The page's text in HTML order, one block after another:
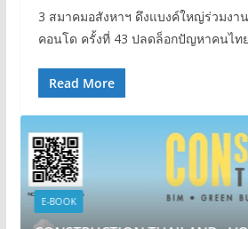
3 สมาคมอสังหาฯ ดึงแบงค์ใหญ่ร่วมงา
คอนโด ครั้งที่ 43 ปลดล็อกปัญหาคนไท
Read More
E-BOOK